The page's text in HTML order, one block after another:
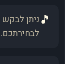
🎵ניתן לבקש
לבחירתכם.